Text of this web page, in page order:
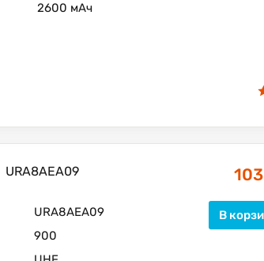
2600 мАч
URA8AEA09
URA8AEA09
900
В